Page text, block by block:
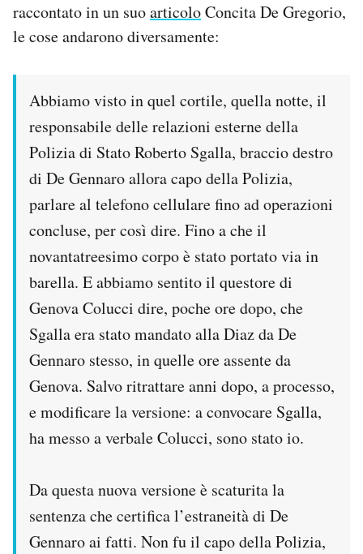
raccontato in un suoarticoloConcita De Gregorio,
le cose andarono diversamente:
Abbiamo visto in quel cortile, quella notte, il
responsabile delle relazioni esterne della
Polizia di Stato Roberto Sgalla, braccio destro
di De Gennaro allora capo della Polizia,
parlare al telefono cellulare fino ad operazioni
concluse, per così dire. Fino a che il
novantatreesimo corpo è stato portato via in
barella. E abbiamo sentito il questore di
Genova Colucci dire, poche ore dopo, che
Sgalla era stato mandato alla Diaz da De
Gennaro stesso, in quelle ore assente da
Genova. Salvo ritrattare anni dopo, a processo,
e modificare la versione: a convocare Sgalla,
ha messo a verbale Colucci, sono stato io.
Da questa nuova versione è scaturita la
sentenza che certifica l’estraneità di De
Gennaro ai fatti. Non fu il capo della Polizia,